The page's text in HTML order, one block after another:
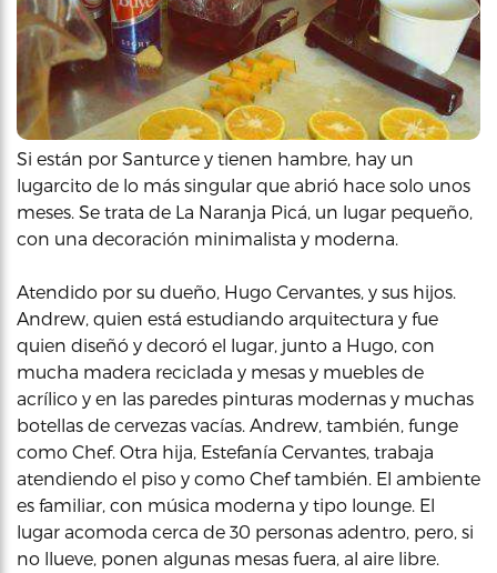
Si están por Santurce y tienen hambre, hay un
lugarcito de lo más singular que abrió hace solo unos
meses. Se trata de La Naranja Picá, un lugar pequeño,
con una decoración minimalista y moderna.
Atendido por su dueño, Hugo Cervantes, y sus hijos.
Andrew, quien está estudiando arquitectura y fue
quien diseñó y decoró el lugar, junto a Hugo, con
mucha madera reciclada y mesas y muebles de
acrílico y en las paredes pinturas modernas y muchas
botellas de cervezas vacías. Andrew, también, funge
como Chef. Otra hija, Estefanía Cervantes, trabaja
atendiendo el piso y como Chef también. El ambiente
es familiar, con música moderna y tipo lounge. El
lugar acomoda cerca de 30 personas adentro, pero, si
no llueve, ponen algunas mesas fuera, al aire libre.